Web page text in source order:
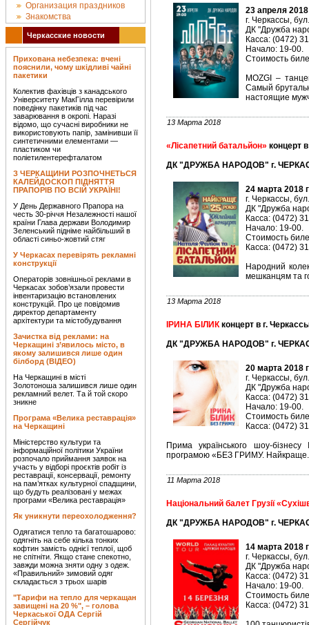
Организация праздников
Знакомства
Черкасские новости
Прихована небезпека: вчені
пояснили, чому шкідливі чайні
пакетики
Колектив фахівців з канадського
Університету МакГілла перевірили
поведінку пакетиків під час
заварювання в окропі. Наразі
відомо, що сучасні виробники не
використовують папір, замінивши її
синтетичними елементами —
пластиком чи
поліетилентерефталатом
З ЧЕРКАЩИНИ РОЗПОЧНЕТЬСЯ
КАЛЕЙДОСКОП ПІДНЯТТЯ
ПРАПОРІВ ПО ВСІЙ УКРАЇНІ!
У День Державного Прапора на
честь 30-річчя Незалежності нашої
країни Глава держави Володимир
Зеленський підніме найбільший в
області синьо-жовтий стяг
У Черкасах перевірять рекламні
конструкції
Операторів зовнішньої реклами в
Черкасах зобов’язали провести
інвентаризацію встановлених
конструкцій. Про це повідомив
директор департаменту
архітектури та містобудування
Зачистка від реклами: на
Черкащині з’явилось місто, в
якому залишився лише один
білборд (ВІДЕО)
На Черкащині в місті
Золотоноша залишився лише один
рекламний велет. Та й той скоро
зникне
Програма «Велика реставрація»
на Черкащині
Міністерство культури та
інформаційної політики України
розпочало приймання заявок на
участь у відборі проєктів робіт із
реставрації, консервації, ремонту
на пам’ятках культурної спадщини,
що будуть реалізовані у межах
програми «Велика реставрація»
Як уникнути переохолодження?
Одягатися тепло та багатошарово:
одягніть на себе кілька тонких
кофтин замість однієї теплої, щоб
не спітніти. Якщо стане спекотно,
завжди можна зняти одну з одеж.
«Правильний» зимовий одяг
складається з трьох шарів
"Тарифи на тепло для черкащан
завищені на 20 %", – голова
Черкаської ОДА Сергій
Сергійчук
23 апреля
г. Черкассы,
ДК "Дружба
Касса: (0472)
Начало: 19-00.
Стоимость
MOZGI –
Самый
настоящие
13 Марта 2018
«Лісапетний батальйон» концерт
ДК "ДРУЖБА НАРОДОВ" г.
24 марта 2018
г. Черкассы,
ДК "Дружба
Касса: (0472)
Начало: 19-00.
Стоимость
Касса: (0472)
Народний
мешканцям та
13 Марта 2018
ІРИНА БІЛИКконцерт в г.
ДК "ДРУЖБА НАРОДОВ" г.
20 марта 2018
г. Черкассы,
ДК "Дружба
Касса: (0472)
Начало: 19-00.
Стоимость
Касса: (0472)
Прима українського шоу-
програмою «БЕЗ ГРИМУ. Найкраще.
11 Марта 2018
Національний балет Грузії
ДК "ДРУЖБА НАРОДОВ" г.
14 марта 2018
г. Черкассы,
ДК "Дружба
Касса: (0472)
Начало: 19-00.
Стоимость
Касса: (0472)